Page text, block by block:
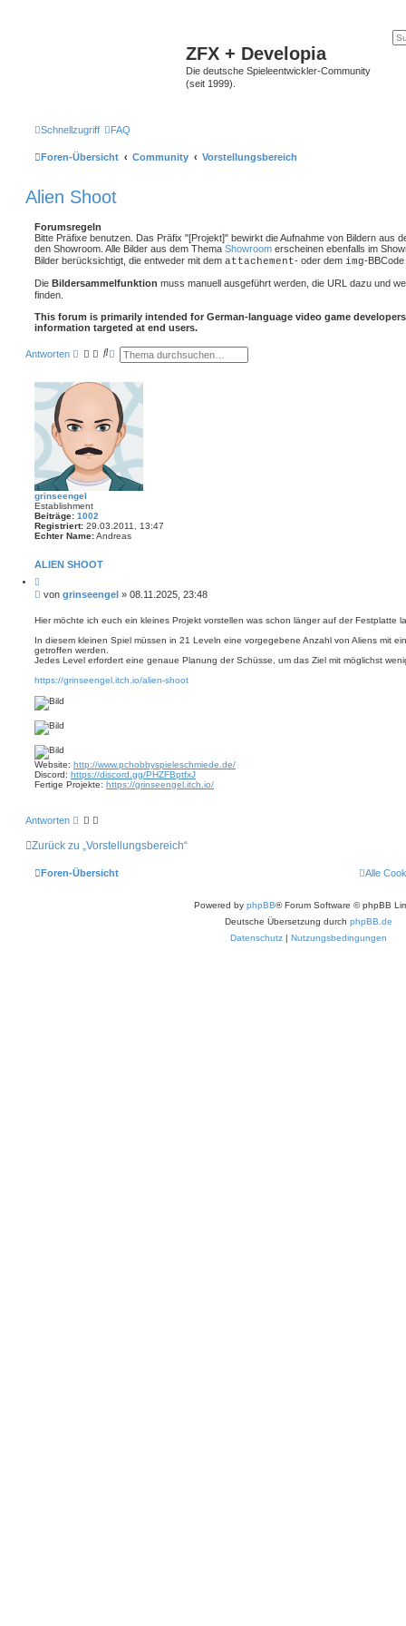
ZFX + Developia
Die deutsche Spieleentwickler-Community
(seit 1999).
Schnellzugriff FAQ
Foren-Übersicht Community Vorstellungsbereich
Alien Shoot
Forumsregeln
Bitte Präfixe benutzen. Das Präfix "[Projekt]" bewirkt die Aufnahme von Bildern aus
den Showroom. Alle Bilder aus dem Thema Showroom erscheinen ebenfalls im
Bilder berücksichtigt, die entweder mit dem attachement- oder dem img-
Die Bildersammelfunktion muss manuell ausgeführt werden, die URL dazu und
finden.
This forum is primarily intended for German-language video game
information targeted at end users.
Antworten
S
h
e
E
i
t
e
r
t
e
S
u
c
h
grinseengel
Establishment
Beiträge: 1002
Registriert: 29.03.2011, 13:47
Echter Name:Andreas
ALIEN SHOOT
i
t
e
e
n
B
i
r
a
von grinseengel » 08.11.2025, 23:48
Hier möchte ich euch ein kleines Projekt vorstellen was schon länger auf der Festplatte
In diesem kleinen Spiel müssen in 21 Leveln eine vorgegebene Anzahl von Aliens mit
getroffen werden.
Jedes Level erfordert eine genaue Planung der Schüsse, um das Ziel mit möglichst
https://grinseengel.itch.io/alien-shoot
Website: http://www.pchobbyspieleschmiede.de/
Discord: https://discord.gg/PHZFBptfxJ
Fertige Projekte: https://grinseengel.itch.io/
Antworten
Zurück zu „Vorstellungsbereich“
Foren-Übersicht Alle
Powered by phpBB® Forum Software © phpBB
Deutsche Übersetzung durch phpBB.de
Datenschutz | Nutzungsbedingungen